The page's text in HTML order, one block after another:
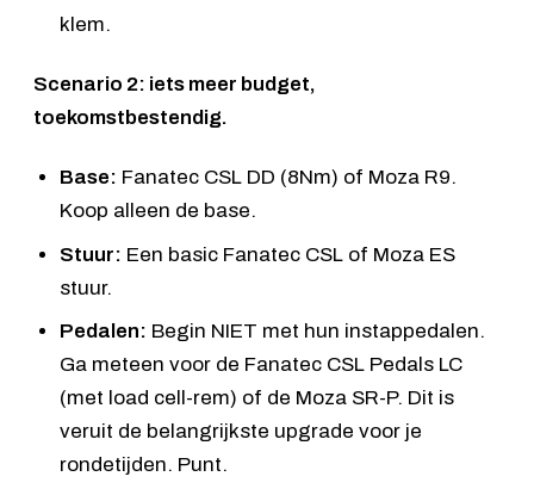
klem.
Scenario 2: iets meer budget,
toekomstbestendig.
Base: Fanatec CSL DD (8Nm) of Moza R9.
Koop alleen de base.
Stuur: Een basic Fanatec CSL of Moza ES
stuur.
Pedalen: Begin NIET met hun instappedalen.
Ga meteen voor de Fanatec CSL Pedals LC
(met load cell-rem) of de Moza SR-P. Dit is
veruit de belangrijkste upgrade voor je
rondetijden. Punt.